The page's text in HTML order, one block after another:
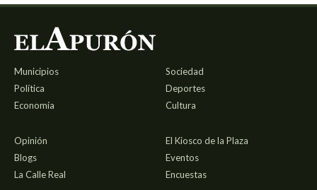
Municipios
Política
Economía
Sociedad
Deportes
Cultura
Opinión
Blogs
La Calle Real
El Kiosco de la Plaza
Eventos
Encuestas